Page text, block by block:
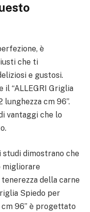
è
che ti
e gustosi.
il “ALLEGRI Griglia
cm 96”.
vantaggi che lo
dimostrano che
migliorare
della carne
Spiedo per
96” è progettato